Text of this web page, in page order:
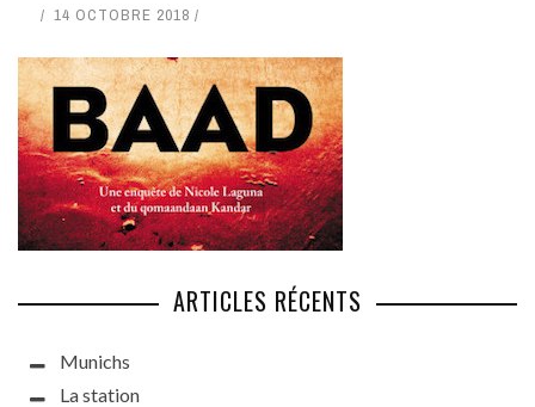
14 OCTOBRE 2018
ARTICLES RÉCENTS
Munichs
La station